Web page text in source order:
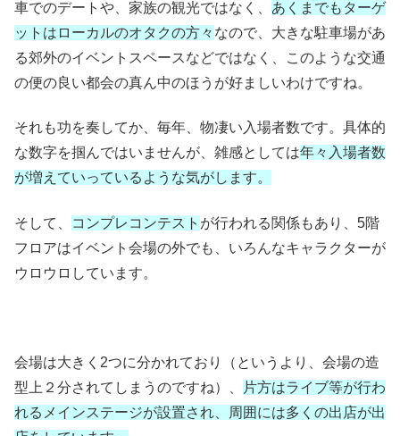
車でのデートや、家族の観光ではなく、 あくまでもターゲ
ットはローカルのオタクの方々 なので、大きな駐車場があ
る郊外のイベントスペースなどではなく、このような交通
の便の良い都会の真ん中のほうが好ましいわけですね。
それも功を奏してか、毎年、物凄い入場者数です。具体的
な数字を掴んではいませんが、雑感としては年々入場者数
が増えていっているような気がします。
そして、 コンプレコンテスト が行われる関係もあり、5階
フロアはイベント会場の外でも、いろんなキャラクターが
ウロウロしています。
会場は大きく2つに分かれており（というより、会場の造
型上２分されてしまうのですね）、
片方はライブ等が行わ
れるメインステージが設置され、周囲には多くの出店が出